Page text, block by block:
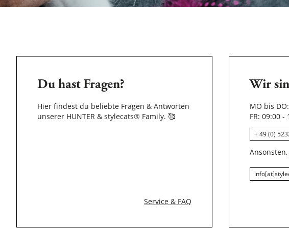
Du hast Fragen?
Hier findest du beliebte Fragen & Antworten
unserer HUNTER & stylecats® Family. 🥰
Service & FAQ
Wir
MO bis
FR: 09:00 -
+ 49 (0)
Ansonsten,